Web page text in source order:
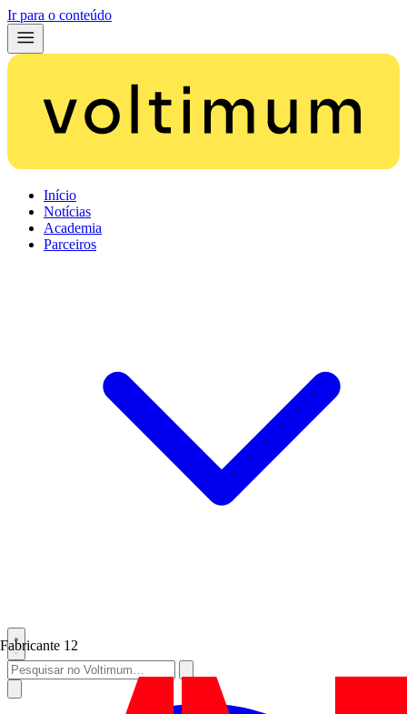
Ir para o conteúdo
Início
Notícias
Academia
Parceiros
Fabricante 12